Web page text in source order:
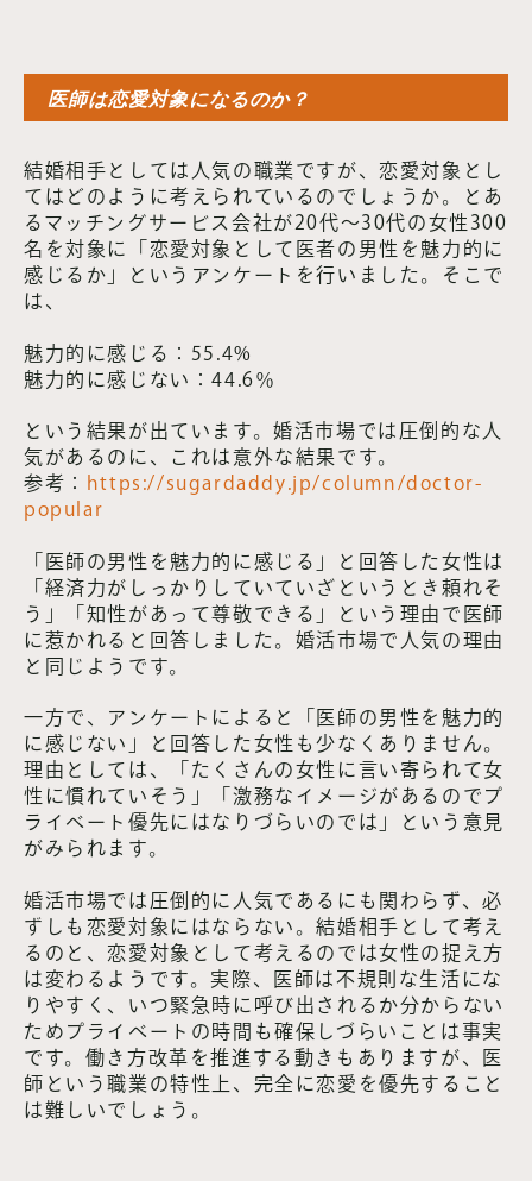
医師は恋愛対象になるのか？
結婚相手としては人気の職業ですが、恋愛対象とし
てはどのように考えられているのでしょうか。とあ
るマッチングサービス会社が20代～30代の女性300
名を対象に「恋愛対象として医者の男性を魅力的に
感じるか」というアンケートを行いました。そこで
は、
魅力的に感じる：55.4%
魅力的に感じない：44.6％
という結果が出ています。婚活市場では圧倒的な人
気があるのに、これは意外な結果です。
参考：
https://sugardaddy.jp/column/doctor-
popular
「医師の男性を魅力的に感じる」と回答した女性は
「経済力がしっかりしていていざというとき頼れそ
う」「知性があって尊敬できる」という理由で医師
に惹かれると回答しました。婚活市場で人気の理由
と同じようです。
一方で、アンケートによると「医師の男性を魅力的
に感じない」と回答した女性も少なくありません。
理由としては、「たくさんの女性に言い寄られて女
性に慣れていそう」「激務なイメージがあるのでプ
ライベート優先にはなりづらいのでは」という意見
がみられます。
婚活市場では圧倒的に人気であるにも関わらず、必
ずしも恋愛対象にはならない。結婚相手として考え
るのと、恋愛対象として考えるのでは女性の捉え方
は変わるようです。実際、医師は不規則な生活にな
りやすく、いつ緊急時に呼び出されるか分からない
ためプライベートの時間も確保しづらいことは事実
です。働き方改革を推進する動きもありますが、医
師という職業の特性上、完全に恋愛を優先すること
は難しいでしょう。